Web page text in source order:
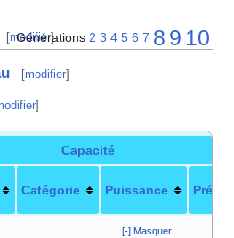
[modifier]
Générations 2 3 4 5 6 7 8 9 10
[modifier]
]
Capacité
Catégorie Puissance
[-] Masquer